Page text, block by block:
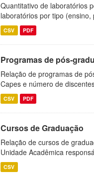
Quantitativo de laboratórios
laboratórios por tipo
CSV PDF
Programas de pós-
Relação de programas de
Capes e número de
CSV PDF
Cursos de Graduação
Relação de cursos de
Unidade Acadêmica
CSV